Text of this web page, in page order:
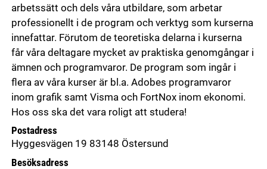
arbetssätt och dels våra utbildare, som arbetar
professionellt i de program och verktyg som kurserna
innefattar. Förutom de teoretiska delarna i kurserna
får våra deltagare mycket av praktiska genomgångar i
ämnen och programvaror. De program som ingår i
flera av våra kurser är bl.a. Adobes programvaror
inom grafik samt Visma och FortNox inom ekonomi.
Hos oss ska det vara roligt att studera!
Postadress
Hyggesvägen 19 83148 Östersund
Besöksadress